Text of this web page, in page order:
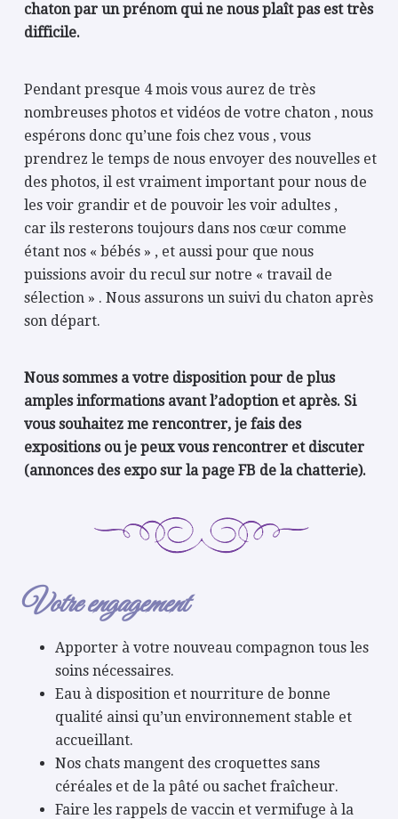
chaton par un prénom qui ne nous plaît pas est très
difficile.
Pendant presque 4 mois vous aurez de très
nombreuses photos et vidéos de votre chaton , nous
espérons donc qu’une fois chez vous , vous
prendrez le temps de nous envoyer des nouvelles et
des photos, il est vraiment important pour nous de
les voir grandir et de pouvoir les voir adultes ,
car ils resterons toujours dans nos cœur comme
étant nos « bébés » , et aussi pour que nous
puissions avoir du recul sur notre « travail de
sélection » . Nous assurons un suivi du chaton après
son départ.
Nous sommes a votre disposition pour de plus
amples informations avant l’adoption et après. Si
vous souhaitez me rencontrer, je fais des
expositions ou je peux vous rencontrer et discuter
(annonces des expo sur la page FB de la chatterie).
Votre engagement
Apporter à votre nouveau compagnon tous les
soins nécessaires.
Eau à disposition et nourriture de bonne
qualité ainsi qu’un environnement stable et
accueillant.
Nos chats mangent des croquettes sans
céréales et de la pâté ou sachet fraîcheur.
Faire les rappels de vaccin et vermifuge à la